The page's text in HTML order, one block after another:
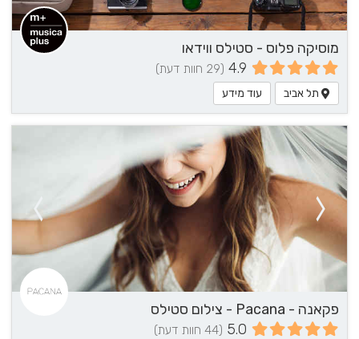
מוסיקה פלוס - סטילס ווידאו
4.9 (29 חוות דעת)
תל אביב עוד מידע
פקאנה - Pacana - צילום סטילס
5.0 (44 חוות דעת)